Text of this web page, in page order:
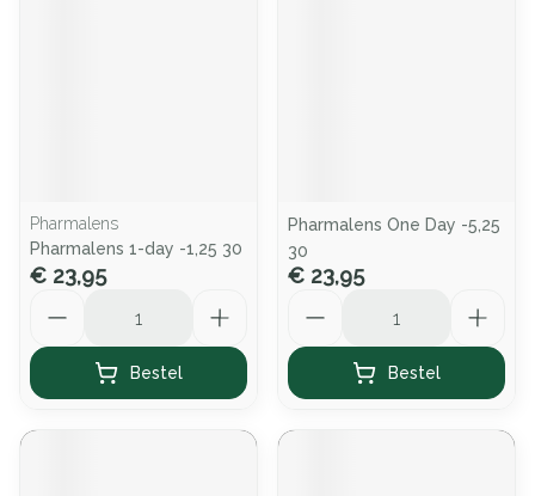
Pharmalens
Pharmalens 1-day -1,25 30
€ 23,95
Bestel
Pharmalens One Day -5,25
30
€ 23,95
Bestel